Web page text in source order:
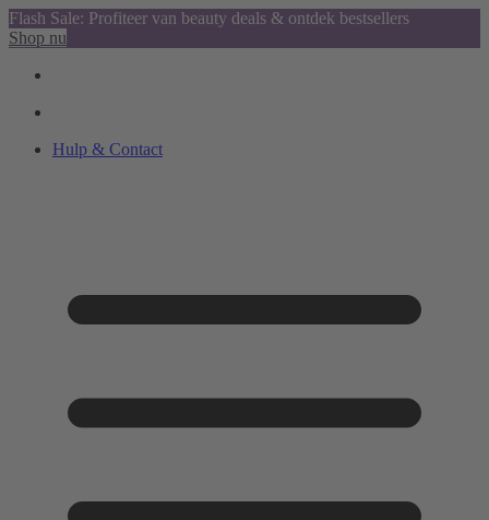
Flash Sale: Profiteer van beauty deals & ontdek bestsellers
Shop nu
Hulp & Contact